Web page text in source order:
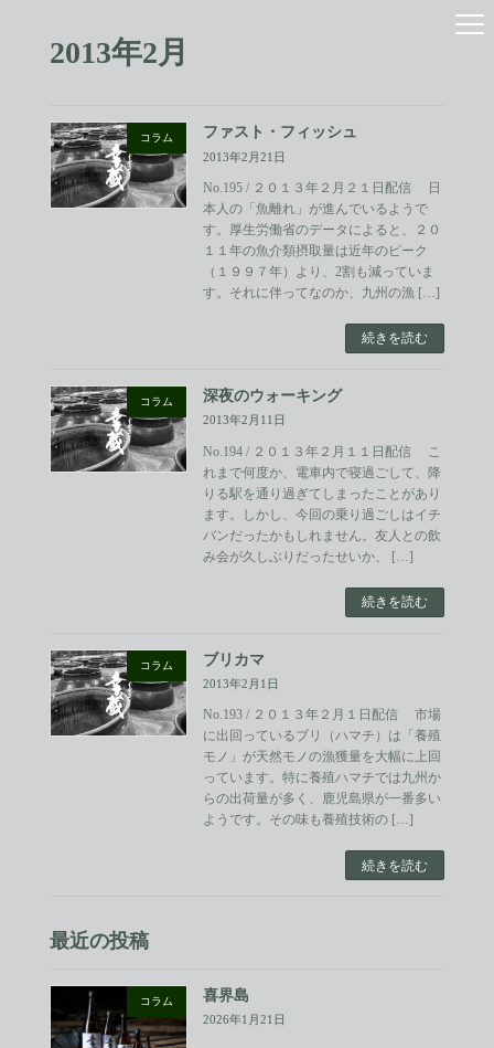
2013年2月
コラム ファスト・フィッシュ
2013年2月21日
No.195 / ２０１３年２月２１日配信 日
本人の「魚離れ」が進んでいるようで
す。厚生労働省のデータによると、２０
１１年の魚介類摂取量は近年のピーク
（１９９７年）より、2割も減っていま
す。それに伴ってなのか、九州の漁 […]
続きを読む
コラム 深夜のウォーキング
2013年2月11日
No.194 / ２０１３年２月１１日配信 こ
れまで何度か、電車内で寝過ごして、降
りる駅を通り過ぎてしまったことがあり
ます。しかし、今回の乗り過ごしはイチ
バンだったかもしれません。友人との飲
み会が久しぶりだったせいか、 […]
続きを読む
コラム ブリカマ
2013年2月1日
No.193 / ２０１３年２月１日配信 市場
に出回っているブリ（ハマチ）は「養殖
モノ」が天然モノの漁獲量を大幅に上回
っています。特に養殖ハマチでは九州か
らの出荷量が多く、鹿児島県が一番多い
ようです。その味も養殖技術の […]
続きを読む
最近の投稿
コラム 喜界島
2026年1月21日